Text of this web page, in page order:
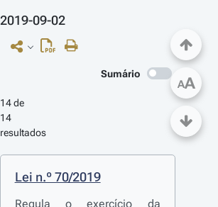
2019-09-02
Sumário
14 de
14
resultados
Lei n.º 70/2019
Regula o exercício da
AA